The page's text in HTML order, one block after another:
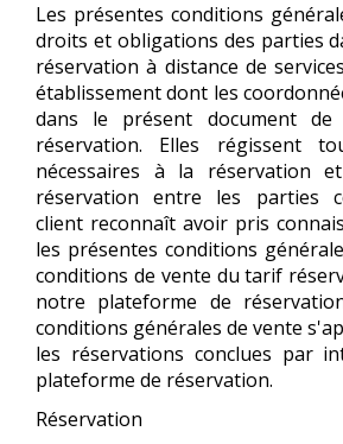
Les présentes conditions
droits et obligations des parties
réservation à distance de
établissement dont les
dans le présent document de
réservation. Elles régissent
nécessaires à la réservation
réservation entre les parties
client reconnaît avoir pris
les présentes conditions
conditions de vente du tarif
notre plateforme de
conditions générales de vente
les réservations conclues par
plateforme de réservation.
Réservation